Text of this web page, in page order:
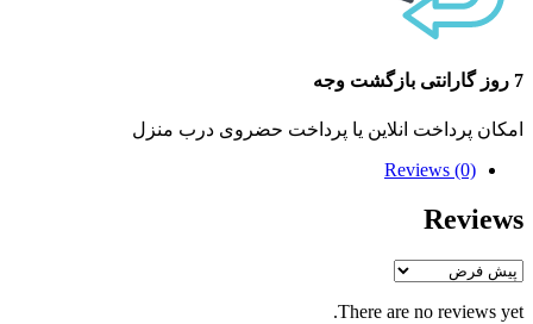
7 روز گارانتی بازگشت وجه
امکان پرداخت انلاین یا پرداخت حضروی درب منزل
Reviews (0)
Reviews
There are no reviews yet.